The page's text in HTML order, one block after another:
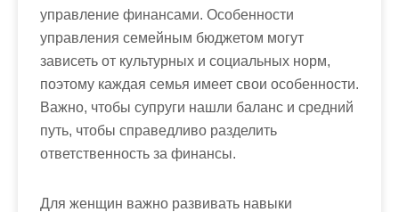
управление финансами. Особенности
управления семейным бюджетом могут
зависеть от культурных и социальных норм,
поэтому каждая семья имеет свои особенности.
Важно, чтобы супруги нашли баланс и средний
путь, чтобы справедливо разделить
ответственность за финансы.
Для женщин важно развивать навыки